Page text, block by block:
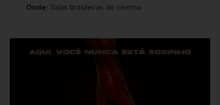
Onde: Salas brasileiras de cinema